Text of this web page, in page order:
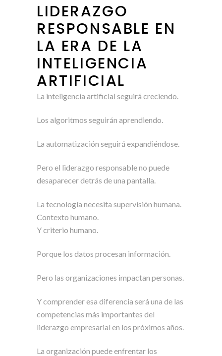
LIDERAZGO
RESPONSABLE EN
LA ERA DE LA
INTELIGENCIA
ARTIFICIAL
La inteligencia artificial seguirá creciendo.
Los algoritmos seguirán aprendiendo.
La automatización seguirá expandiéndose.
Pero el liderazgo responsable no puede
desaparecer detrás de una pantalla.
La tecnología necesita supervisión humana.
Contexto humano.
Y criterio humano.
Porque los datos procesan información.
Pero las organizaciones impactan personas.
Y comprender esa diferencia será una de las
competencias más importantes del
liderazgo empresarial en los próximos años.
La organización puede enfrentar los